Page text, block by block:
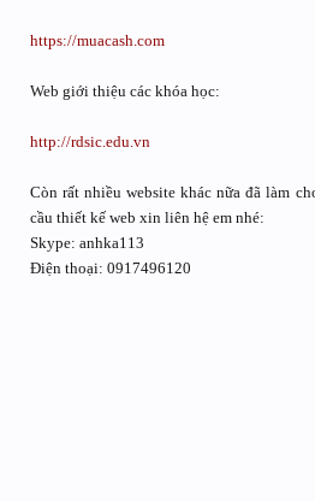
https://muacash.com
Web giới thiệu các khóa học:
http://rdsic.edu.vn
Còn rất nhiều website khác nữa đã làm
cầu thiết kế web xin liên hệ em nhé:
Skype: anhka113
Điện thoại: 0917496120